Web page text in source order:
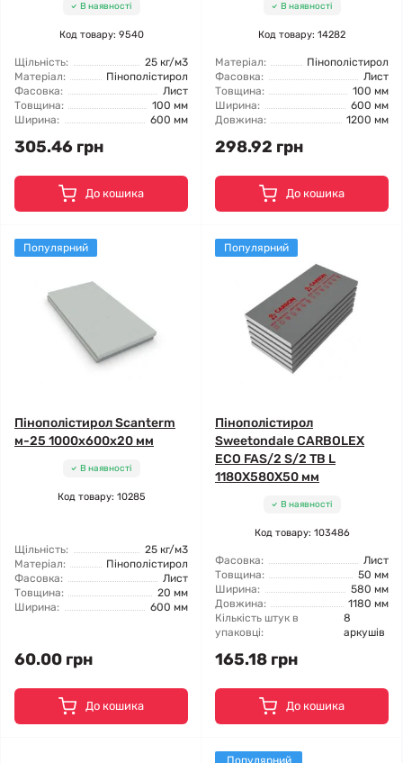
В наявності
Код товару: 9540
Щільність:
25 кг/м3
Матеріал:
Пінополістирол
Фасовка:
Лист
Товщина:
100 мм
Ширина:
600 мм
305.46 грн
До кошика
В наявності
Код товару: 14282
Матеріал:
Пінополістирол
Фасовка:
Лист
Товщина:
100 мм
Ширина:
600 мм
Довжина:
1200 мм
298.92 грн
До кошика
Популярний
Пінополістирол Scanterm
м-25 1000x600x20 мм
В наявності
Код товару: 10285
Щільність:
25 кг/м3
Матеріал:
Пінополістирол
Фасовка:
Лист
Товщина:
20 мм
Ширина:
600 мм
60.00 грн
До кошика
Популярний
Пінополістирол
Sweetondale CARBOLEX
ECO FAS/2 S/2 TB L
1180X580X50 мм
В наявності
Код товару: 103486
Фасовка:
Лист
Товщина:
50 мм
Ширина:
580 мм
Довжина:
1180 мм
Кількість штук в
упаковці:
8
аркушів
165.18 грн
До кошика
Популярний